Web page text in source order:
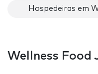
Hospedeiras em
Wellness Food